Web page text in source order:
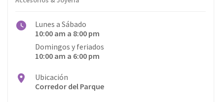
Lunes a Sábado
10:00 am a 8:00 pm
Domingos y feriados
10:00 am a 6:00 pm
Ubicación
Corredor del Parque